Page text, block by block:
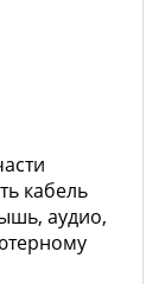
кабель
аудио,